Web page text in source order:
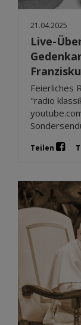
21.04.2025
Live-
Feierliches
"radio
Teilen